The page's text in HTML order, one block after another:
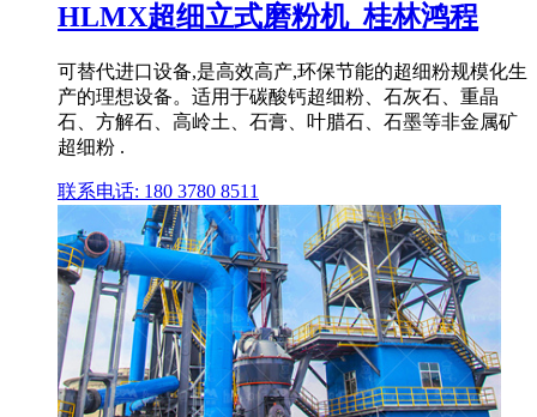
HLMX超细立式磨粉机_桂林鸿程
可替代进口设备,是高效高产,环保节能的超细粉规模化生
产的理想设备。适用于碳酸钙超细粉、石灰石、重晶
石、方解石、高岭土、石膏、叶腊石、石墨等非金属矿
超细粉 .
联系电话: 180 3780 8511